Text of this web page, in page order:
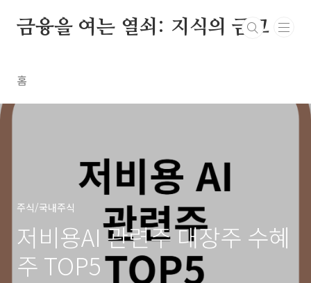
금융을 여는 열쇠: 지식의 금고
홈
주식/국내주식
저비용AI 관련주 대장주 수혜
주 TOP5